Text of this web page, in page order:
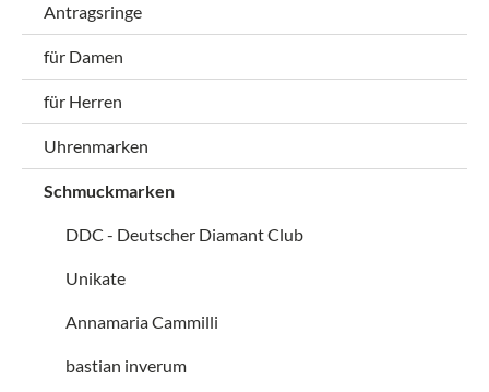
Antragsringe
für Damen
für Herren
Uhrenmarken
Schmuckmarken
DDC - Deutscher Diamant Club
Unikate
Annamaria Cammilli
bastian inverum